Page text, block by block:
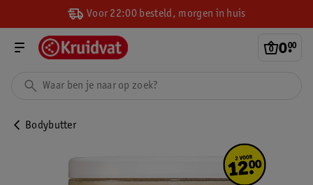
Voor 22:00 besteld, morgen in huis
0.
00
Bodybutter